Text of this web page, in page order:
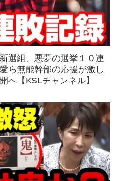
選組、悪夢の選挙１０連
ら無能幹部の応援が激し
へ【KSLチャンネル】